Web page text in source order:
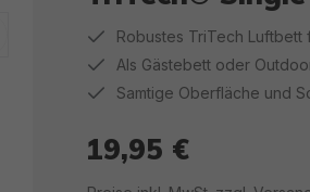
Robustes TriTech Luftbett
Als Gästebett oder
Samtige Oberfläche und
19,95 €